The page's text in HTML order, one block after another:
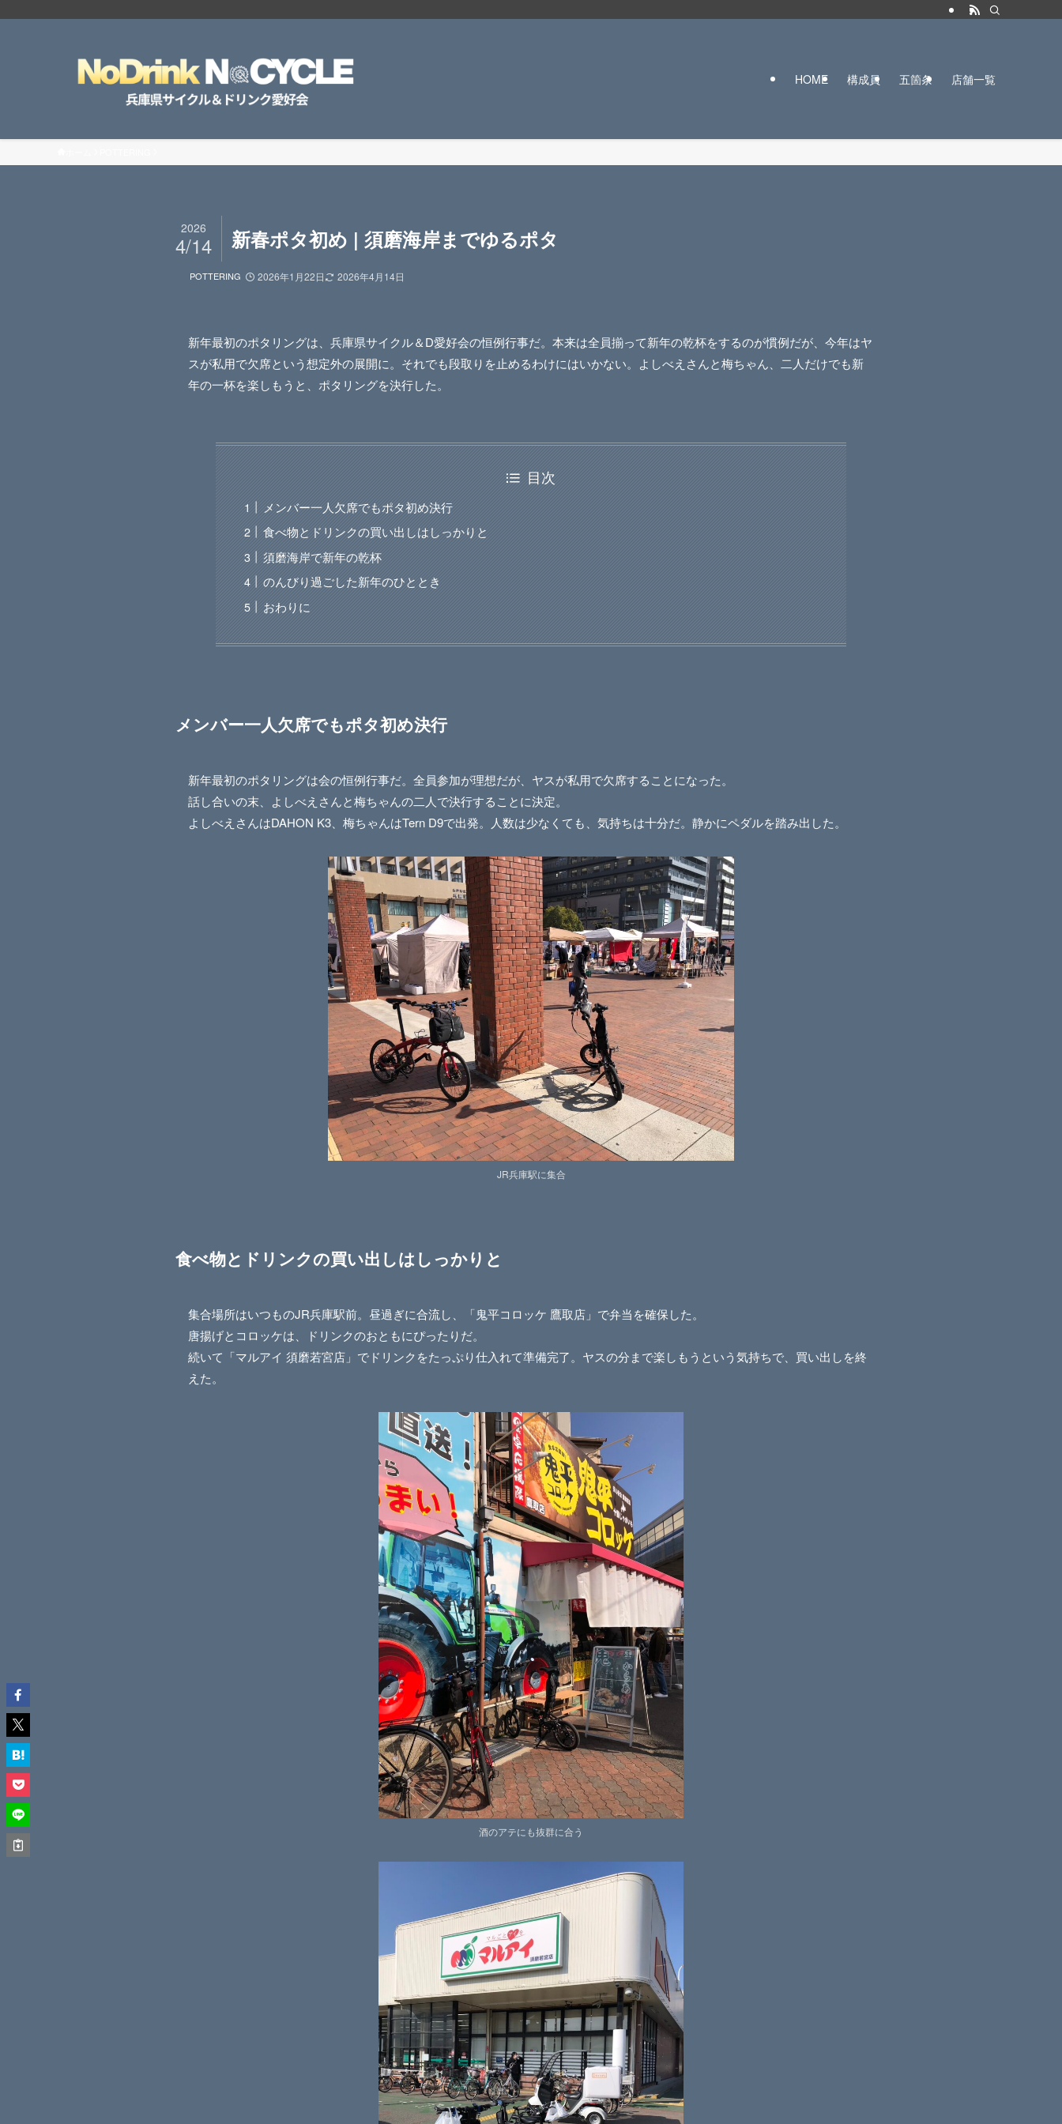
HOME 構成員 五箇条 店舗一覧
新春ポタ初め | 須磨海岸までゆるポタ
2026
4/14
POTTERING 2026年1月22日 2026年4月14日
新年最初のポタリングは、兵庫県サイクル＆D愛好会の恒例行事だ。本来は全員揃って新年の乾杯をするのが慣例だが、今年はヤ
スが私用で欠席という想定外の展開に。それでも段取りを止めるわけにはいかない。よしべえさんと梅ちゃん、二人だけでも新
年の一杯を楽しもうと、ポタリングを決行した。
目次
メンバー一人欠席でもポタ初め決行
食べ物とドリンクの買い出しはしっかりと
須磨海岸で新年の乾杯
のんびり過ごした新年のひととき
おわりに
メンバー一人欠席でもポタ初め決行
新年最初のポタリングは会の恒例行事だ。全員参加が理想だが、ヤスが私用で欠席することになった。
話し合いの末、よしべえさんと梅ちゃんの二人で決行することに決定。
よしべえさんはDAHON K3、梅ちゃんはTern D9で出発。人数は少なくても、気持ちは十分だ。静かにペダルを踏み出した。
JR兵庫駅に集合
食べ物とドリンクの買い出しはしっかりと
集合場所はいつものJR兵庫駅前。昼過ぎに合流し、「鬼平コロッケ 鷹取店」で弁当を確保した。
唐揚げとコロッケは、ドリンクのおともにぴったりだ。
続いて「マルアイ 須磨若宮店」でドリンクをたっぷり仕入れて準備完了。ヤスの分まで楽しもうという気持ちで、買い出しを終
えた。
酒のアテにも抜群に合う